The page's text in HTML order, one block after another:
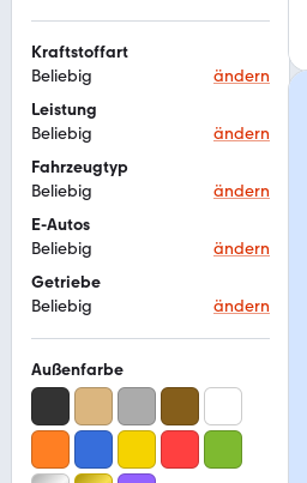
Kraftstoffart
Beliebig
ändern
Leistung
Beliebig
ändern
Fahrzeugtyp
Beliebig
ändern
E-Autos
Beliebig
ändern
Getriebe
Beliebig
ändern
Außenfarbe